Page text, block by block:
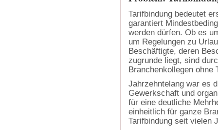
Tarifbindung bedeutet
garantiert
werden dürfen. Ob es
um Regelungen zu
Beschäftigte, deren
zugrunde liegt, sind
Branchenkollegen ohne
Jahrzehntelang war es
Gewerkschaft und
für eine deutliche
einheitlich für ganze
Tarifbindung seit vielen